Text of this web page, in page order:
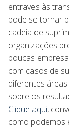
entraves às
pode se tornar
cadeia de
organizações
poucas
com casos de
diferentes
sobre os
Clique aqui,
como podemos